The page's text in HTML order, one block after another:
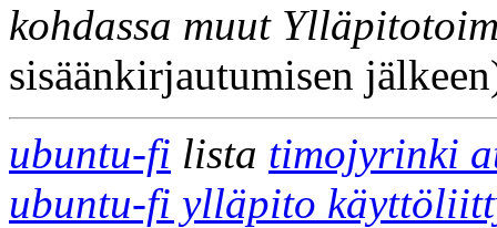
kohdassa muut
sisäänkirjautumisen
ubuntu-fi lista timojyrinki
ubuntu-fi ylläpito